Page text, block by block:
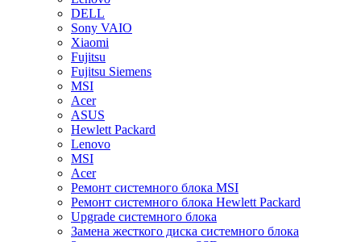
DELL
Sony VAIO
Xiaomi
Fujitsu
Fujitsu Siemens
MSI
Acer
ASUS
Hewlett Packard
Lenovo
MSI
Acer
Ремонт системного блока MSI
Ремонт системного блока Hewlett Packard
Upgrade системного блока
Замена жесткого диска системного блока